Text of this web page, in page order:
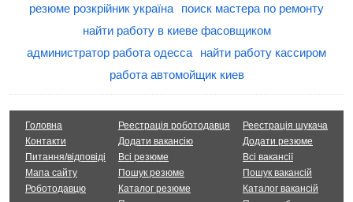
резюме розкрійник україна
поиск мастера по ремонту
найти работу в киеве фасовщиком
администратор работа одесса
найти работу кассиром
работа автомойщик киев
Головна
Контакти
Питання/відповіді
Мапа сайту
Роботодавцю
Реестрація роботодавця
Додати вакансію
Всі резюме
Пошук резюме
Каталог резюме
Реестрація шукача
Додати резюме
Всі вакансії
Пошук вакансій
Каталог вакансій